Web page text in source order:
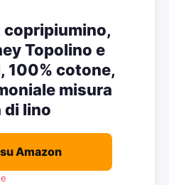
copripiumino,
Topolino e
100% cotone,
misura
di lino
Amazon